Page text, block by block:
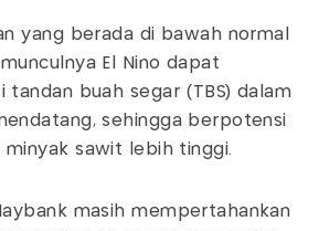
yang berada di bawah normal
El Nino dapat
tandan buah segar (TBS) dalam
sehingga berpotensi
minyak sawit lebih tinggi.
masih mempertahankan